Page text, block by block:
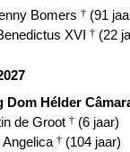
Bomers † (91
XVI † (22
Dom Hélder
de Groot † (6 jaar)
† (104 jaar)